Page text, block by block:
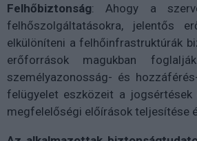
Felhőbiztonság: Ahogy a
felhőszolgáltatásokra, jelentős
elkülöníteni a felhőinfrastruktúrák
erőforrások magukban
személyazonosság- és
felügyelet eszközeit a jogsértések
megfelelőségi előírások teljesítése